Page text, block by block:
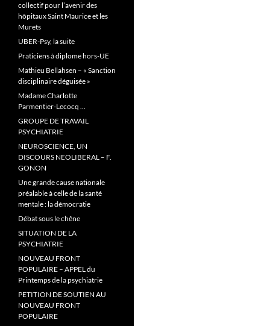
collectif pour l’avenir des
hôpitaux Saint Maurice et les
Murets
UBER-Psy, la suite
Praticiens à diplome hors-UE
Mathieu Bellahsen – « Sanction
disciplinaire déguisée »
Madame Charlotte
Parmentier-Lecocq …
GROUPE DE TRAVAIL
PSYCHIATRIE
NEUROSCIENCE, UN
DISCOURS NEOLIBERAL – F.
GONON
Une grande cause nationale
préalable à celle de la santé
mentale : la démocratie
Débat sous le chêne
SITUATION DE LA
PSYCHIATRIE
NOUVEAU FRONT
POPULAIRE – APPEL du
Printemps de la psychiatrie
PETITION DE SOUTIEN AU
NOUVEAU FRONT
POPULAIRE